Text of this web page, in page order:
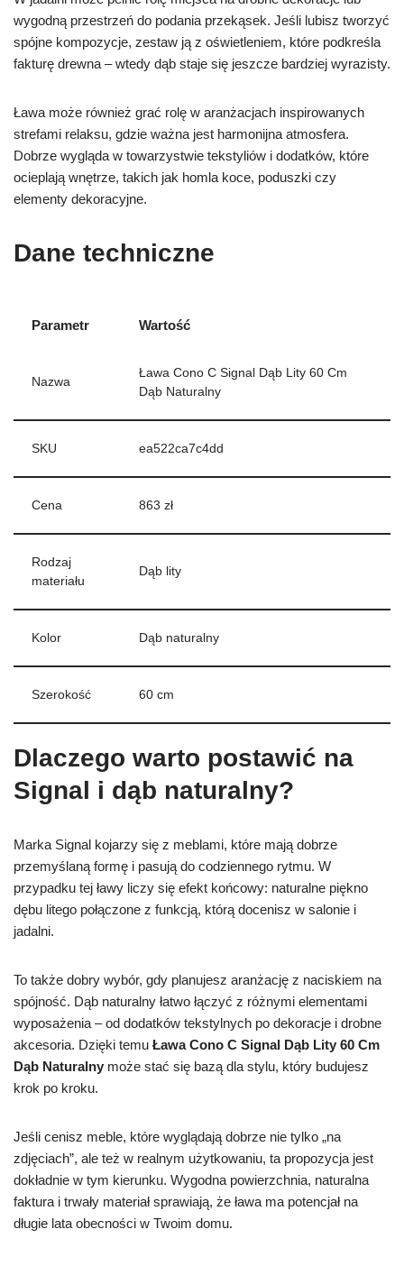
wygodną przestrzeń do podania przekąsek. Jeśli lubisz tworzyć
spójne kompozycje, zestaw ją z oświetleniem, które podkreśla
fakturę drewna – wtedy dąb staje się jeszcze bardziej wyrazisty.
Ława może również grać rolę w aranżacjach inspirowanych
strefami relaksu, gdzie ważna jest harmonijna atmosfera.
Dobrze wygląda w towarzystwie tekstyliów i dodatków, które
ocieplają wnętrze, takich jak homla koce, poduszki czy
elementy dekoracyjne.
Dane techniczne
Parametr Wartość
Nazwa
Ława Cono C Signal Dąb Lity 60 Cm
Dąb Naturalny
SKU ea522ca7c4dd
Cena 863 zł
Rodzaj
materiału
Dąb lity
Kolor Dąb naturalny
Szerokość 60 cm
Dlaczego warto postawić na
Signal i dąb naturalny?
Marka Signal kojarzy się z meblami, które mają dobrze
przemyślaną formę i pasują do codziennego rytmu. W
przypadku tej ławy liczy się efekt końcowy: naturalne piękno
dębu litego połączone z funkcją, którą docenisz w salonie i
jadalni.
To także dobry wybór, gdy planujesz aranżację z naciskiem na
spójność. Dąb naturalny łatwo łączyć z różnymi elementami
wyposażenia – od dodatków tekstylnych po dekoracje i drobne
akcesoria. Dzięki temu Ława Cono C Signal Dąb Lity 60 Cm
Dąb Naturalny może stać się bazą dla stylu, który budujesz
krok po kroku.
Jeśli cenisz meble, które wyglądają dobrze nie tylko „na
zdjęciach”, ale też w realnym użytkowaniu, ta propozycja jest
dokładnie w tym kierunku. Wygodna powierzchnia, naturalna
faktura i trwały materiał sprawiają, że ława ma potencjał na
długie lata obecności w Twoim domu.